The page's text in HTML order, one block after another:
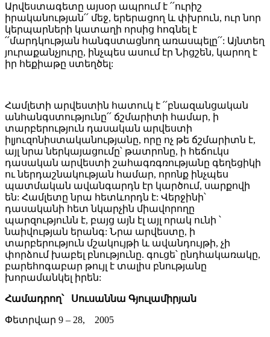
Արվեստագետը այսօր ապրում է ՛՛ուրիշ
իրականության՛՛ մեջ, երերացող և փխրուն, ուր նոր
կերպարների կատաղի որսից հոգնել է
՛՛մարդկության հանգստացնող առասպելը՛՛: Այնտեղ
յուրաքանչյուրը, ինչպես ասում էր Նիցշեն, կարող է
իր հեքիաթը ստեղծել:
Համլետի արվեստին հատուկ է ՛՛բնազանցական
անհանգստությունը՛՛ ճշմարիտի համար, ի
տարբերություն դասական արվեստի
իլյուզոնիստականությանը, որը ոչ թե ճշմարիտն է,
այլ նրա ներկայացումը՝ թատրոնը, ի հեճուկս
դասական արվեստի շահագռգռությանը գեղեցիկի
ու ներդաշնակության համար, որոնք ինչպես
պատմական ավանգարդն էր կարծում, սարքովի
են: Համլետը նրա հետևորդն է: Վերջինի՝
դասականի հետ նկարչին միավորողը
պարզությունն է, բայց այն էլ այլ որակ ունի ՝
նաիվության երանգ: Նրա արվեստը, ի
տարբերություն մշակույթի և ավանդույթի, չի
փորձում խաբել բնությունը. գուցե՝ ընդհակառակը,
բարեհոգաբար թույլ է տալիս բնությանը
խորամանկել իրեն:
Համադրող՝ Սուսաննա Գյուլամիրյան
Փետրվար 9 – 28, 2005